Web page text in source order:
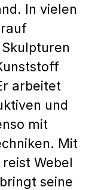
In vielen
arbeitet
und
mit
Mit
reist Webel
seine